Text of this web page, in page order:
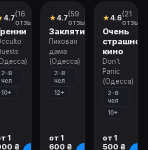
4.7(16
отзывов)
2–8
чел
10+
1
₴
Квест
★4.7(59
отзывов)
Заклятие
Пиковая
дама
(Одесса)
2–8
чел
12+
от 1
600 ₴
Квест
★4.6(21
отзыв)
Очень
страшное
кино
Don't
Panic
(Одесса)
2–6
чел
10+
от 1
500 ₴